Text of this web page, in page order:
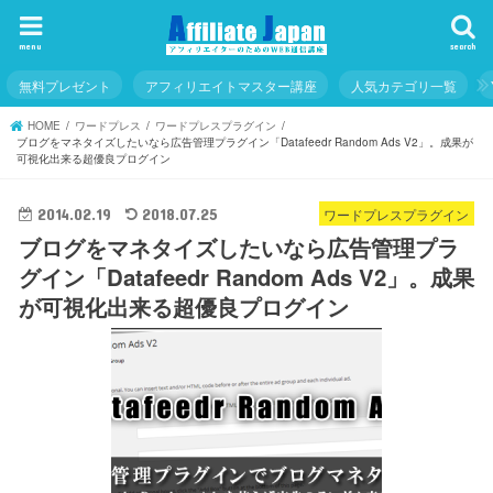
search
menu
無料プレゼント アフィリエイトマスター講座 人気カテゴリ一覧
HOME ワードプレス
ワードプレスプラグイン
ブログをマネタイズしたいなら広告管理プラグイン「Datafeedr Random Ads V2」。成果が
可視化出来る超優良プログイン
ワードプレスプラグイン
2014.02.19 2018.07.25
ブログをマネタイズしたいなら広告管理プラ
グイン「Datafeedr Random Ads V2」。成果
が可視化出来る超優良プログイン